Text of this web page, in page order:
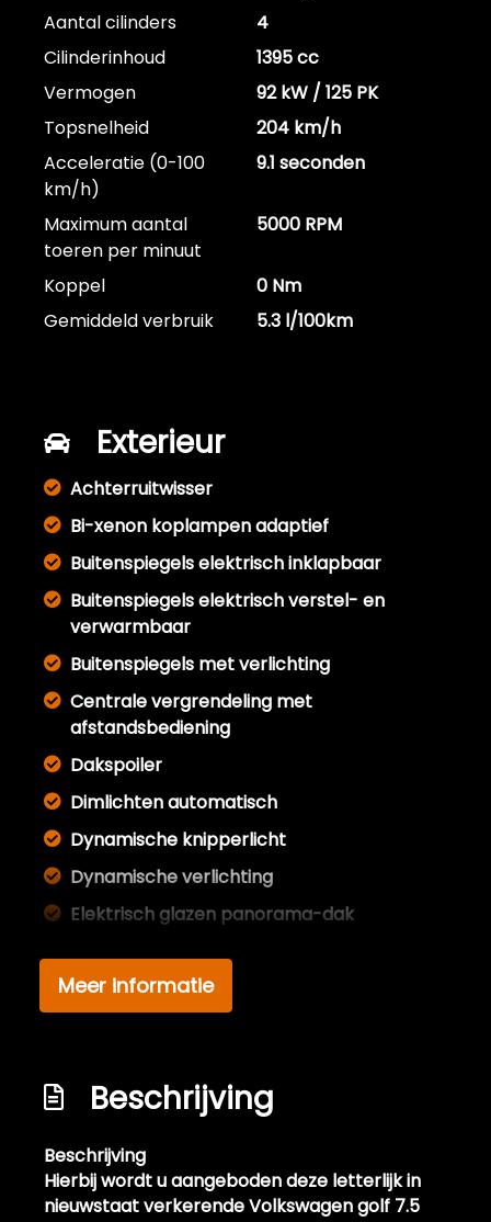
Aantal cilinders
4
Cilinderinhoud
1395 cc
Vermogen
92 kW / 125 PK
Topsnelheid
204 km/h
Acceleratie (0-100
km/h)
9.1 seconden
Maximum aantal
toeren per minuut
5000 RPM
Koppel
0 Nm
Gemiddeld verbruik
5.3 l/100km
Exterieur
Achterruitwisser
Bi-xenon koplampen adaptief
Buitenspiegels elektrisch inklapbaar
Buitenspiegels elektrisch verstel- en
verwarmbaar
Buitenspiegels met verlichting
Centrale vergrendeling met
afstandsbediening
Dakspoiler
Dimlichten automatisch
Dynamische knipperlicht
Dynamische verlichting
Elektrisch glazen panorama-dak
Full led verlichting
Kleur wit
Led achterlichten
Lichtmetalen velgen 17"
Meer informatie
Beschrijving
Beschrijving
Hierbij wordt u aangeboden deze letterlijk in
nieuwstaat verkerende Volkswagen golf 7.5